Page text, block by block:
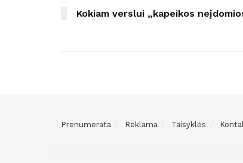
Kokiam verslui „kapeikos
Prenumerata Reklama Taisyklės